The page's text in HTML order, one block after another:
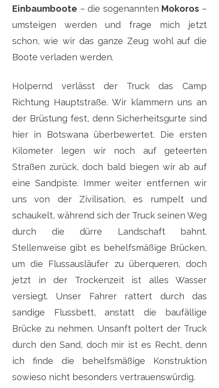
Einbaumboote – die sogenannten Mokoros –
umsteigen werden und frage mich jetzt
schon, wie wir das ganze Zeug wohl auf die
Boote verladen werden.
Holpernd verlässt der Truck das Camp
Richtung Hauptstraße. Wir klammern uns an
der Brüstung fest, denn Sicherheitsgurte sind
hier in Botswana überbewertet. Die ersten
Kilometer legen wir noch auf geteerten
Straßen zurück, doch bald biegen wir ab auf
eine Sandpiste. Immer weiter entfernen wir
uns von der Zivilisation, es rumpelt und
schaukelt, während sich der Truck seinen Weg
durch die dürre Landschaft bahnt.
Stellenweise gibt es behelfsmäßige Brücken,
um die Flussausläufer zu überqueren, doch
jetzt in der Trockenzeit ist alles Wasser
versiegt. Unser Fahrer rattert durch das
sandige Flussbett, anstatt die baufällige
Brücke zu nehmen. Unsanft poltert der Truck
durch den Sand, doch mir ist es Recht, denn
ich finde die behelfsmäßige Konstruktion
sowieso nicht besonders vertrauenswürdig.